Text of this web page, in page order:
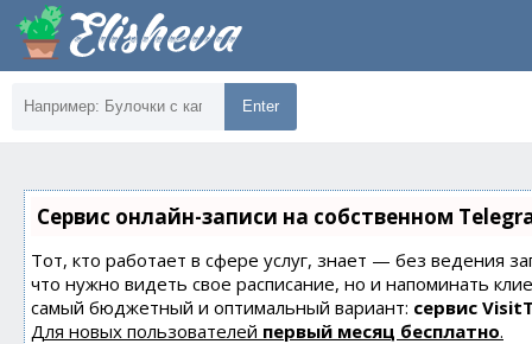
Enter
Сервис онлайн-записи на собственном
Тот, кто работает в сфере услуг, знает — без ведения
что нужно видеть свое расписание, но и напоминать
самый бюджетный и оптимальный вариант: сервис
Для новых пользователей первый месяц бесплатно.